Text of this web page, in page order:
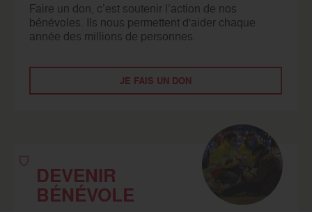
Faire un don, c’est soutenir l’action de nos
bénévoles. Ils nous permettent d'aider chaque
année des millions de personnes.
JE FAIS UN DON
DEVENIR
BÉNÉVOLE